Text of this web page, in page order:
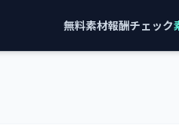
無料素材報酬チェック